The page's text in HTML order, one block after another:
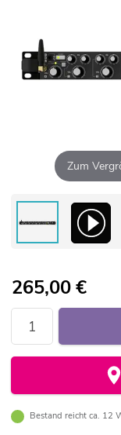
Zum
265,00€
Bestand reicht ca. 12